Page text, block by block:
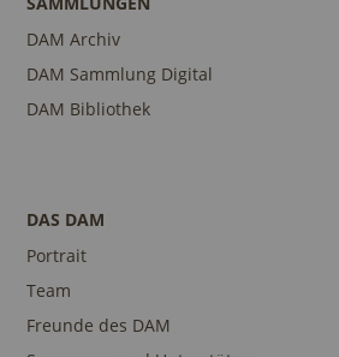
DAM Archiv
DAM Sammlung Digital
DAM Bibliothek
DAS DAM
Portrait
Team
Freunde des DAM